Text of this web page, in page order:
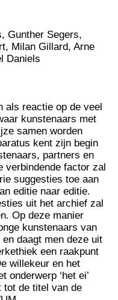
Gunther Segers,
Milan Gillard, Arne
Daniels
als reactie op de veel
kunstenaars met
samen worden
kent zijn begin
partners en
verbindende factor zal
suggesties toe aan
editie naar editie.
uit het archief zal
Op deze manier
kunstenaars van
daagt men deze uit
een raakpunt
willekeur en het
onderwerp ‘het ei’
tot de titel van de